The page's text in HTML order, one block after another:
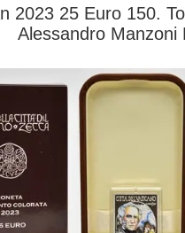
2023 25 Euro 150.
Alessandro Manzoni